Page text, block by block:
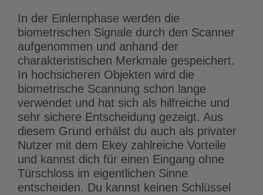
In der Einlernphase werden die
biometrischen Signale durch den Scanner
aufgenommen und anhand der
charakteristischen Merkmale gespeichert.
In hochsicheren Objekten wird die
biometrische Scannung schon lange
verwendet und hat sich als hilfreiche und
sehr sichere Entscheidung gezeigt. Aus
diesem Grund erhälst du auch als privater
Nutzer mit dem Ekey zahlreiche Vorteile
und kannst dich für einen Eingang ohne
Türschloss im eigentlichen Sinne
entscheiden. Du kannst keinen Schlüssel